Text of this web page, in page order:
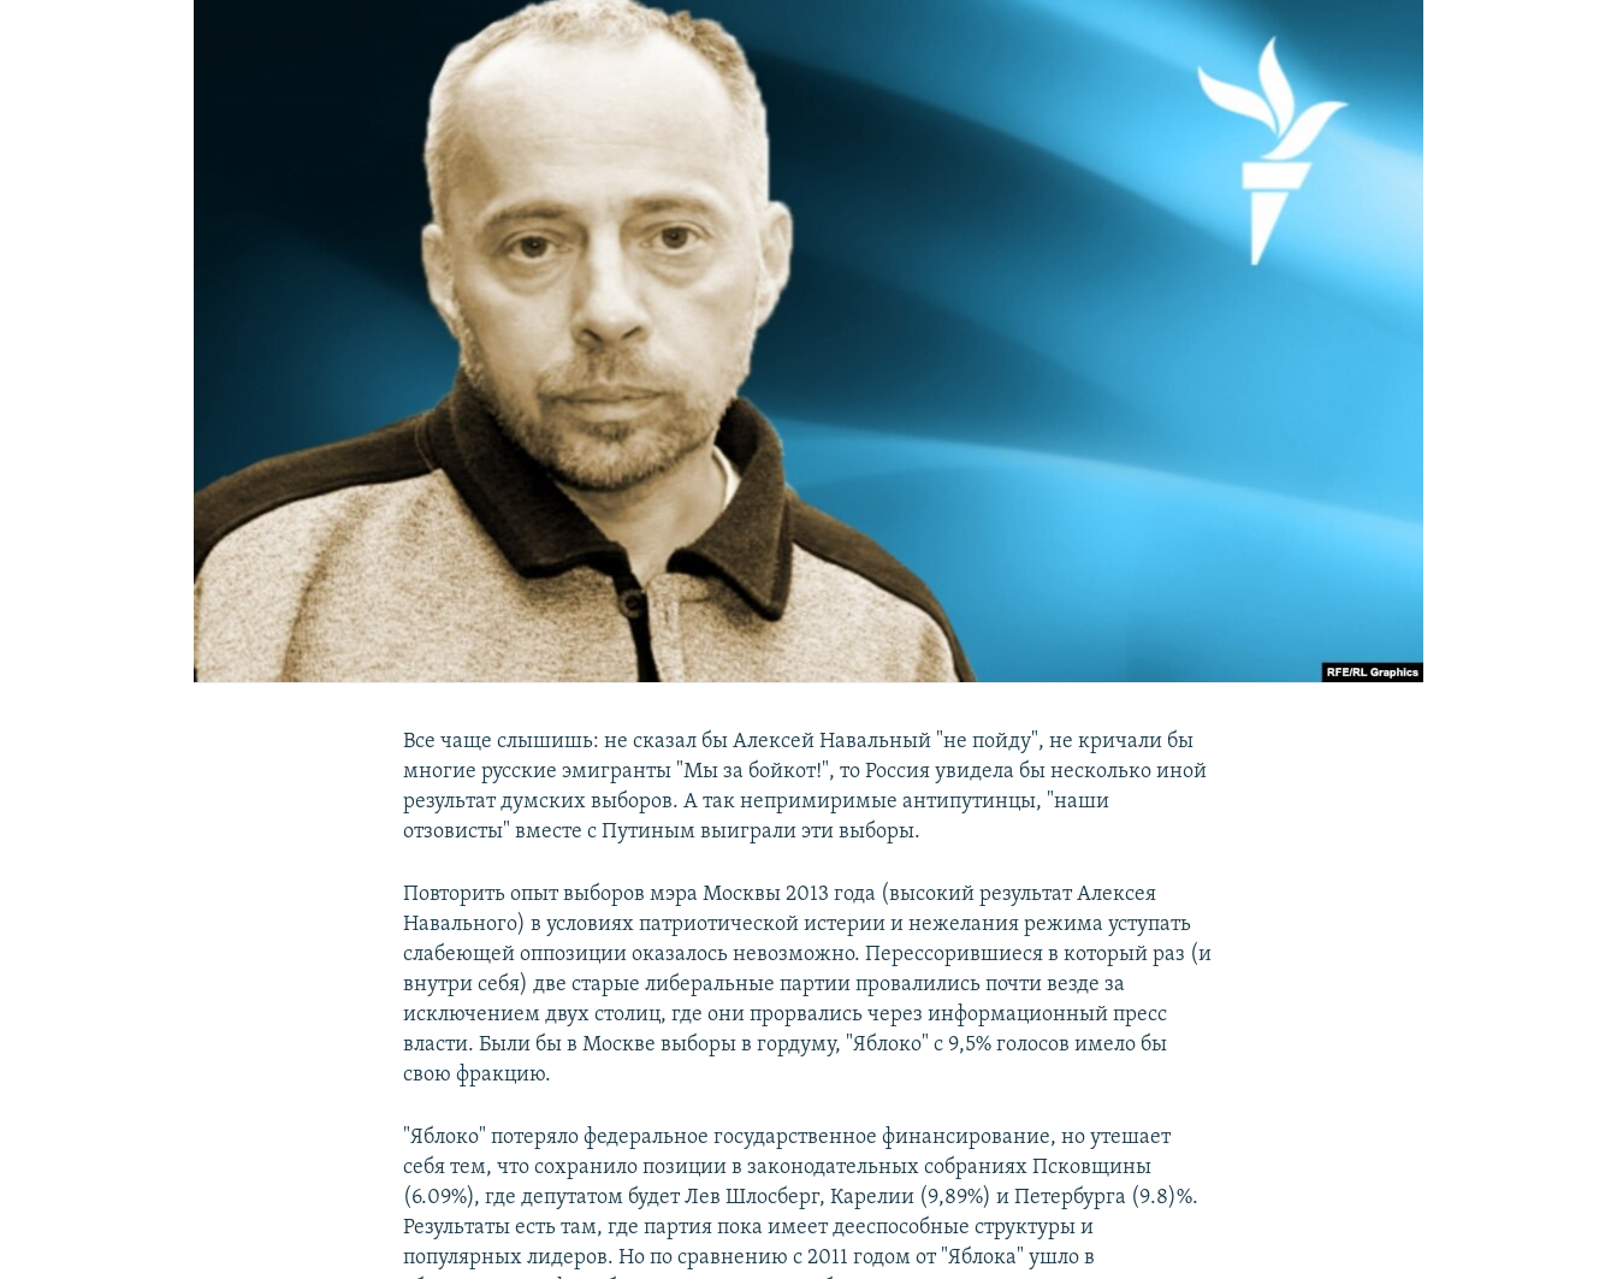
Все чаще слышишь: не сказал бы Алексей Навальный "не пойду", не кричали бы
многие русские эмигранты "Мы за бойкот!", то Россия увидела бы несколько иной
результат думских выборов. А так непримиримые антипутинцы, "наши
отзовисты" вместе с Путиным выиграли эти выборы.
Повторить опыт выборов мэра Москвы 2013 года (высокий результат Алексея
Навального) в условиях патриотической истерии и нежелания режима уступать
слабеющей оппозиции оказалось невозможно. Перессорившиеся в который раз (и
внутри себя) две старые либеральные партии провалились почти везде за
исключением двух столиц, где они прорвались через информационный пресс
власти. Были бы в Москве выборы в гордуму, "Яблоко" с 9,5% голосов имело бы
свою фракцию.
"Яблоко" потеряло федеральное государственное финансирование, но утешает
себя тем, что сохранило позиции в законодательных собраниях Псковщины
(6.09%), где депутатом будет Лев Шлосберг, Карелии (9,89%) и Петербурга (9.8)%.
Результаты есть там, где партия пока имеет дееспособные структуры и
популярных лидеров. Но по сравнению с 2011 годом от "Яблока" ушло в